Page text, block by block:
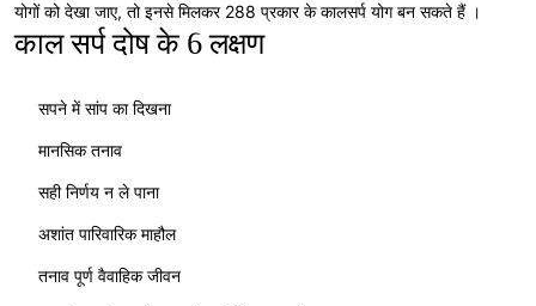
योगों को देखा जाए, तो इनसे मिलकर 288 प्रकार के कालसर्प योग बन सकते हैं ।
काल सर्प दोष के 6 लक्षण
सपने में सांप का दिखना
मानसिक तनाव
सही निर्णय न ले पाना
अशांत पारिवारिक माहौल
तनाव पूर्ण वैवाहिक जीवन